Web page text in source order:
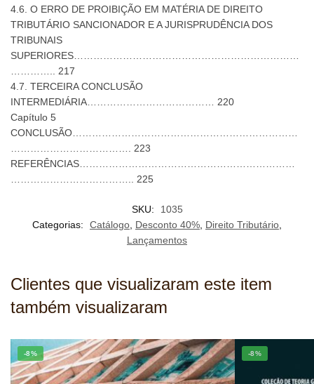
4.6. O ERRO DE PROIBIÇÃO EM MATÉRIA DE DIREITO
TRIBUTÁRIO SANCIONADOR E A JURISPRUDÊNCIA DOS
TRIBUNAIS
SUPERIORES……………………………………………………………
………….. 217
4.7. TERCEIRA CONCLUSÃO
INTERMEDIÁRIA………………………………… 220
Capítulo 5
CONCLUSÃO……………………………………………………………
………………………………. 223
REFERÊNCIAS…………………………………………………………
……………………………….. 225
SKU:
1035
Categorias:
Catálogo Desconto 40% Direito Tributário
Lançamentos
Clientes que visualizaram este item
também visualizaram
-8% -8%